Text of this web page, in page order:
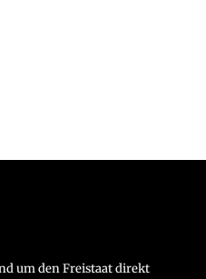
um den Freistaat direkt